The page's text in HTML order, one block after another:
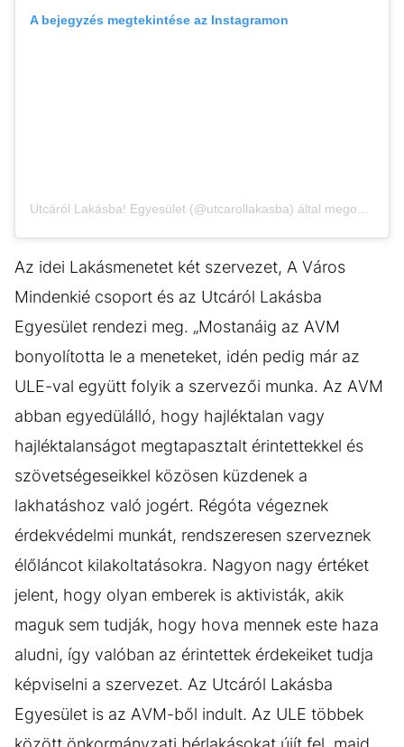
A bejegyzés megtekintése az Instagramon
Utcáról Lakásba! Egyesület (@utcarollakasba) által megosztott bejegyzés
Az idei Lakásmenetet két szervezet, A Város
Mindenkié csoport és az Utcáról Lakásba
Egyesület rendezi meg. „Mostanáig az AVM
bonyolította le a meneteket, idén pedig már az
ULE-val együtt folyik a szervezői munka. Az AVM
abban egyedülálló, hogy hajléktalan vagy
hajléktalanságot megtapasztalt érintettekkel és
szövetségeseikkel közösen küzdenek a
lakhatáshoz való jogért. Régóta végeznek
érdekvédelmi munkát, rendszeresen szerveznek
élőláncot kilakoltatásokra. Nagyon nagy értéket
jelent, hogy olyan emberek is aktivisták, akik
maguk sem tudják, hogy hova mennek este haza
aludni, így valóban az érintettek érdekeiket tudja
képviselni a szervezet. Az Utcáról Lakásba
Egyesület is az AVM-ből indult. Az ULE többek